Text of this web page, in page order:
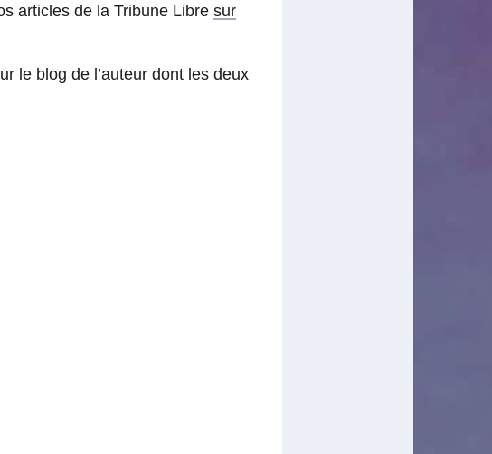
articles de la Tribune Libre sur
le blog de l’auteur dont les deux